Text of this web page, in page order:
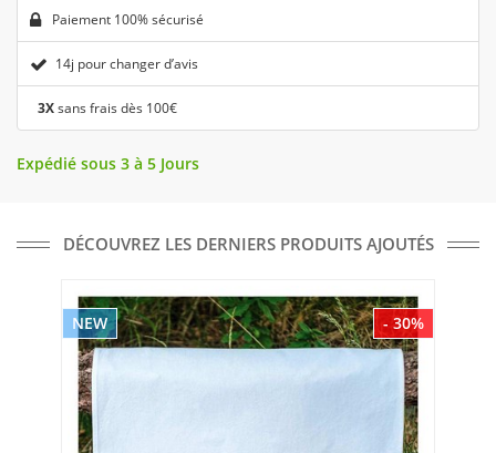
Paiement 100% sécurisé
14j pour changer d’avis
3Xsans frais dès 100€
Expédié sous 3 à 5 Jours
DÉCOUVREZ LES DERNIERS PRODUITS AJOUTÉS
- 30%
NEW